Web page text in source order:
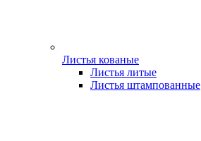
Листья кованые
Листья литые
Листья штампованные